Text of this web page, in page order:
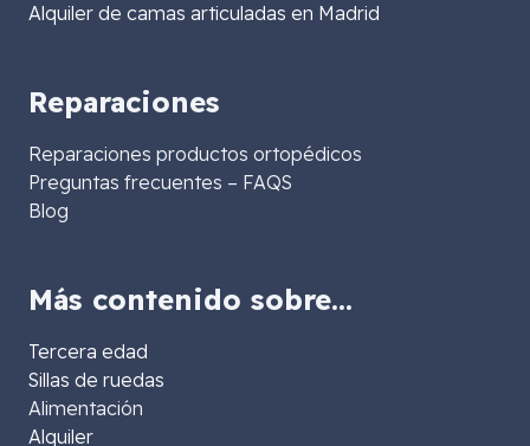
Alquiler de camas articuladas en Madrid
Reparaciones
Reparaciones productos ortopédicos
Preguntas frecuentes – FAQS
Blog
Más contenido sobre…
Tercera edad
Sillas de ruedas
Alimentación
Alquiler